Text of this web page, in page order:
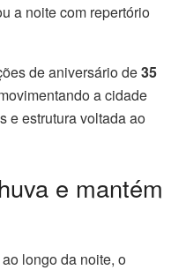
a noite com repertório
de aniversário de35
a cidade
e estrutura voltada ao
e mantém
longo da noite, o